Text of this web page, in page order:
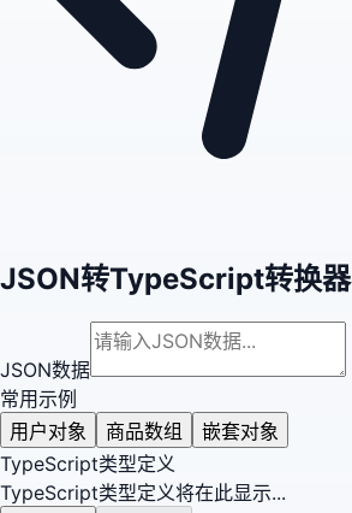
JSON转TypeScript转换器
JSON数据
常用示例
用户对象
商品数组
嵌套对象
TypeScript类型定义
TypeScript类型定义将在此显示...